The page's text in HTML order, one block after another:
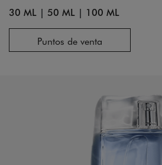
30 ML | 50 ML | 100 ML
Puntos de venta